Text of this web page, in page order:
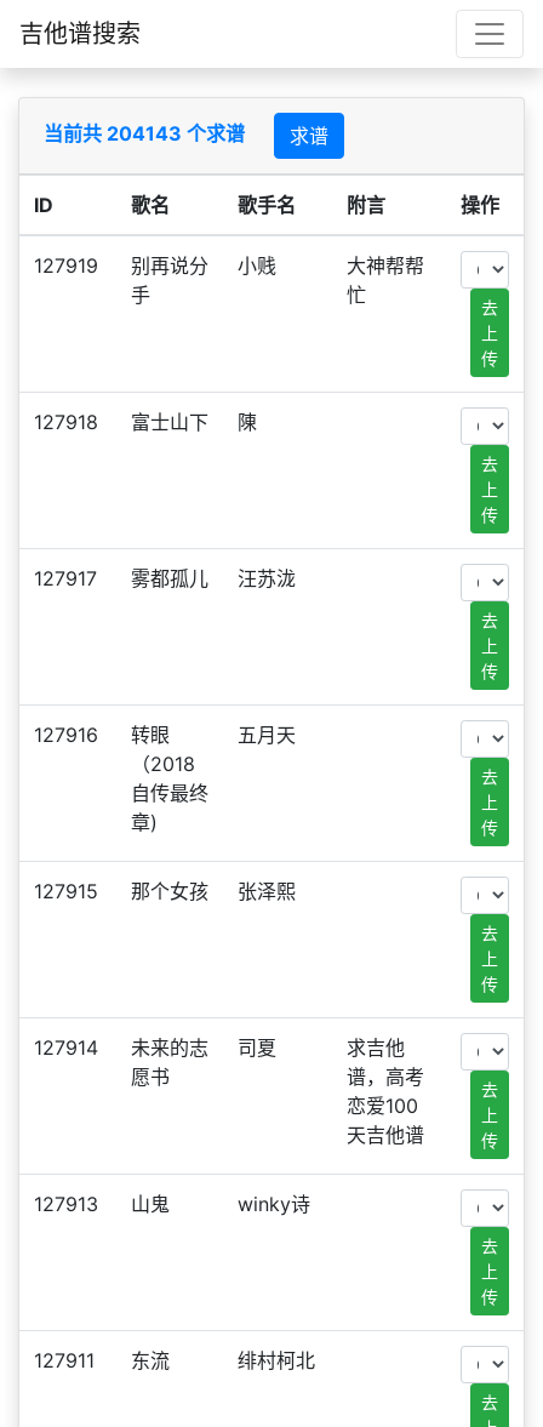
吉他谱搜索
当前共 204143 个求谱 求谱
ID 歌名 歌手名 附言 操作
127919
别再说分
手
小贱
大神帮帮
忙
去
上
传
127918 富士山下 陳
去
上
传
127917 雾都孤儿 汪苏泷
去
上
传
127916
转眼
（2018
自传最终
章)
五月天
去
上
传
127915 那个女孩 张泽熙
去
上
传
127914
未来的志
愿书
司夏
求吉他
谱，高考
恋爱100
天吉他谱
去
上
传
127913 山鬼 winky诗
去
上
传
127911 东流 绯村柯北
去